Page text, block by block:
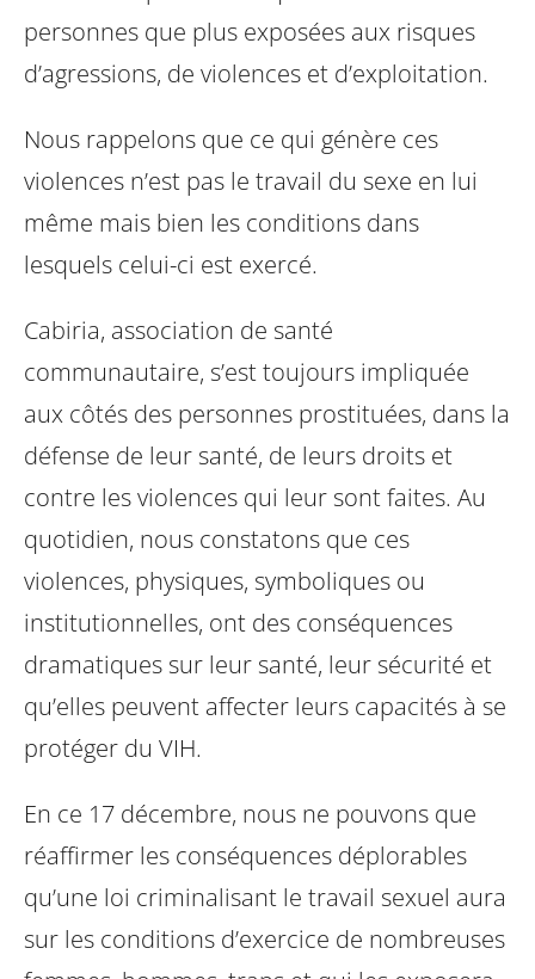
personnes que plus exposées aux risques
d’agressions, de violences et d’exploitation.
Nous rappelons que ce qui génère ces
violences n’est pas le travail du sexe en lui
même mais bien les conditions dans
lesquels celui-ci est exercé.
Cabiria, association de santé
communautaire, s’est toujours impliquée
aux côtés des personnes prostituées, dans la
défense de leur santé, de leurs droits et
contre les violences qui leur sont faites. Au
quotidien, nous constatons que ces
violences, physiques, symboliques ou
institutionnelles, ont des conséquences
dramatiques sur leur santé, leur sécurité et
qu’elles peuvent affecter leurs capacités à se
protéger du VIH.
En ce 17 décembre, nous ne pouvons que
réaffirmer les conséquences déplorables
qu’une loi criminalisant le travail sexuel aura
sur les conditions d’exercice de nombreuses